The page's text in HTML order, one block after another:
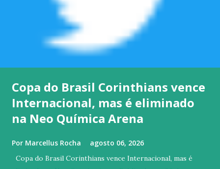
Copa do Brasil Corinthians vence
Internacional, mas é eliminado
na Neo Química Arena
Por Marcellus Rocha agosto 06, 2026
Copa do Brasil Corinthians vence Internacional, mas é